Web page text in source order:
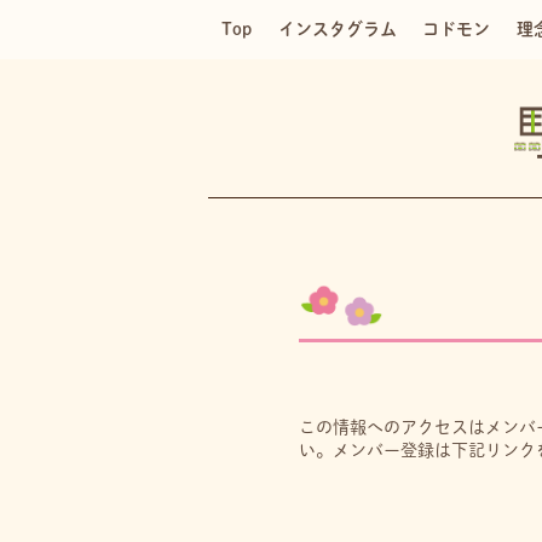
Top インスタグラム コドモン 理
この情報へのアクセスはメン
い。メンバー登録は下記リンク